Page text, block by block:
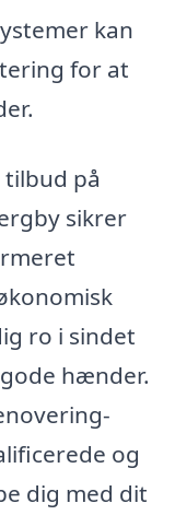
kan
for at
på
sikrer
ro i sindet
hænder.
og
dig med dit